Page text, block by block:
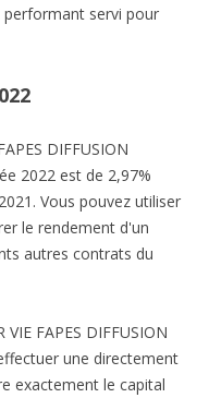
servi pour
DIFFUSION
2022 est de 2,97%
Vous pouvez utiliser
le rendement d'un
autres contrats du
FAPES DIFFUSION
une directement
exactement le capital